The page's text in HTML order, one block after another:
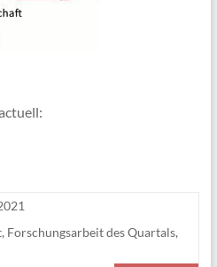
, Forschungsarbeit des Quartals,